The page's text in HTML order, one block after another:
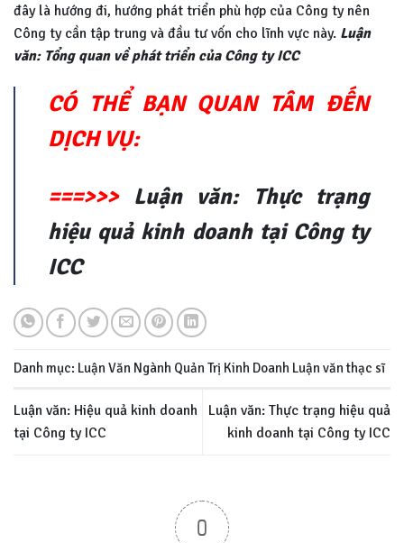
đây là hướng đi, hướng phát triển phù hợp của Công ty nên
Công ty cần tập trung và đầu tư vốn cho lĩnh vực này. Luận
văn: Tổng quan về phát triển của Công ty ICC
CÓ THỂ BẠN QUAN TÂM ĐẾN
DỊCH VỤ:
===>>> Luận văn: Thực trạng
hiệu quả kinh doanh tại Công ty
ICC
Danh mục: Luận Văn Ngành Quản Trị Kinh Doanh Luận văn thạc sĩ
Luận văn: Hiệu quả kinh doanh
tại Công ty ICC
Luận văn: Thực trạng hiệu quả
kinh doanh tại Công ty ICC
0